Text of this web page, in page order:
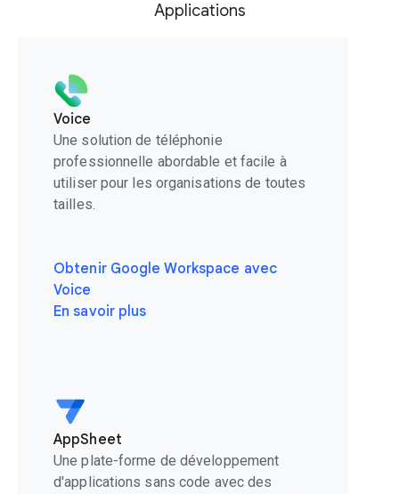
Applications
Voice
Une solution de téléphonie
professionnelle abordable et facile à
utiliser pour les organisations de toutes
tailles.
Obtenir Google Workspace avec
Voice
En savoir plus
AppSheet
Une plate-forme de développement
d'applications sans code avec des